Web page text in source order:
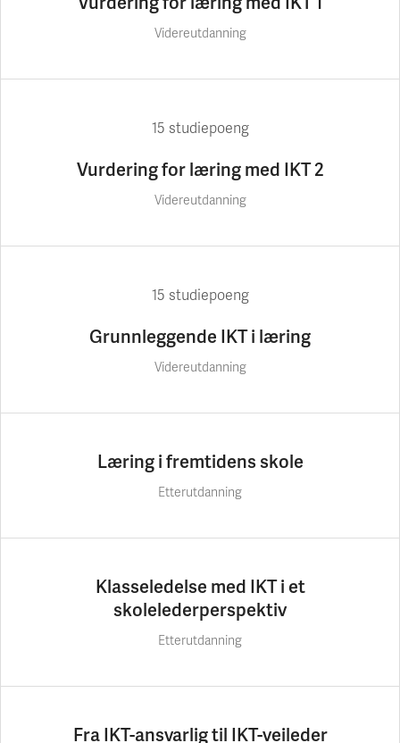
Videreutdanning
15 studiepoeng
Vurdering for læring med IKT 2
Videreutdanning
15 studiepoeng
Grunnleggende IKT i læring
Videreutdanning
Læring i fremtidens skole
Etterutdanning
Klasseledelse med IKT i et
skolelederperspektiv
Etterutdanning
Fra IKT-ansvarlig til IKT-veileder